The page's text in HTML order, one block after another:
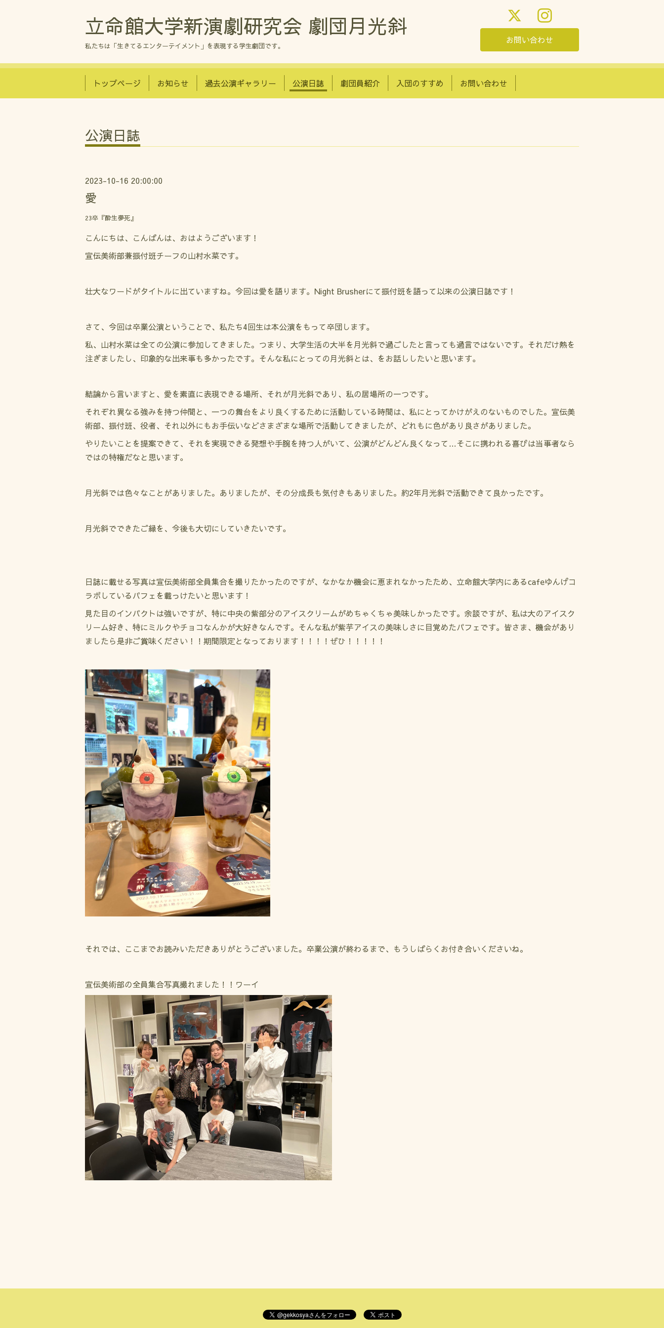
立命館大学新演劇研究会 劇団月光斜
私たちは「生きてるエンターテイメント」を表現する学生劇団です。
お問い合わせ
トップページ お知らせ 過去公演ギャラリー 公演日誌 劇団員紹介 入団のすすめ お問い合わせ
公演日誌
2023-10-16 20:00:00
愛
23卒『酔生夢死』
こんにちは、こんばんは、おはようございます！
宣伝美術部兼振付班チーフの山村水菜です。
壮大なワードがタイトルに出ていますね。今回は愛を語ります。Night Brusherにて振付班を語って以来の公演日誌です！
さて、今回は卒業公演ということで、私たち4回生は本公演をもって卒団します。
私、山村水菜は全ての公演に参加してきました。つまり、大学生活の大半を月光斜で過ごしたと言っても過言ではないです。それだけ熱を
注ぎましたし、印象的な出来事も多かったです。そんな私にとっての月光斜とは、をお話ししたいと思います。
結論から言いますと、愛を素直に表現できる場所、それが月光斜であり、私の居場所の一つです。
それぞれ異なる強みを持つ仲間と、一つの舞台をより良くするために活動している時間は、私にとってかけがえのないものでした。宣伝美
術部、振付班、役者、それ以外にもお手伝いなどさまざまな場所で活動してきましたが、どれもに色があり良さがありました。
やりたいことを提案できて、それを実現できる発想や手腕を持つ人がいて、公演がどんどん良くなって…そこに携われる喜びは当事者なら
ではの特権だなと思います。
月光斜では色々なことがありました。ありましたが、その分成長も気付きもありました。約2年月光斜で活動できて良かったです。
月光斜でできたご縁を、今後も大切にしていきたいです。
日誌に載せる写真は宣伝美術部全員集合を撮りたかったのですが、なかなか機会に恵まれなかったため、立命館大学内にあるcafeゆんげコ
ラボしているパフェを載っけたいと思います！
見た目のインパクトは強いですが、特に中央の紫部分のアイスクリームがめちゃくちゃ美味しかったです。余談ですが、私は大のアイスク
リーム好き、特にミルクやチョコなんかが大好きなんです。そんな私が紫芋アイスの美味しさに目覚めたパフェです。皆さま、機会があり
ましたら是非ご賞味ください！！期間限定となっております！！！！ぜひ！！！！！
それでは、ここまでお読みいただきありがとうございました。卒業公演が終わるまで、もうしばらくお付き合いくださいね。
宣伝美術部の全員集合写真撮れました！！ワーイ